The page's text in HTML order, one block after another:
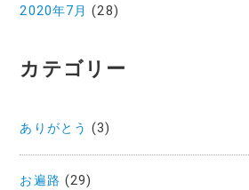
2020年7月 (28)
カテゴリー
ありがとう (3)
お遍路 (29)